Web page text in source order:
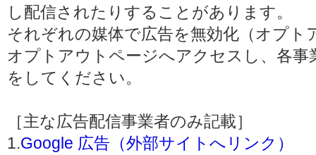
し配信されたりすることがあります。
それぞれの媒体で広告を無効化（オプト
オプトアウトページへアクセスし、各
をしてください。
［主な広告配信事業者のみ記載］
1.Google 広告（外部サイトへリンク）